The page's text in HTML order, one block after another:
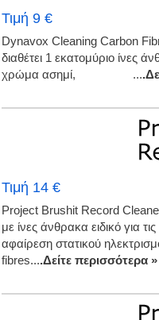
Τιμή 9 €
Dynavox Cleaning Carbon
διαθέτει 1 εκατομύριο ίνες
χρώμα ασημί, ...
Τιμή 14 €
Project Brushit Record
με ίνες άνθρακα ειδικό για
αφαίρεση στατικού
fibres....Δείτε περισσότερα »